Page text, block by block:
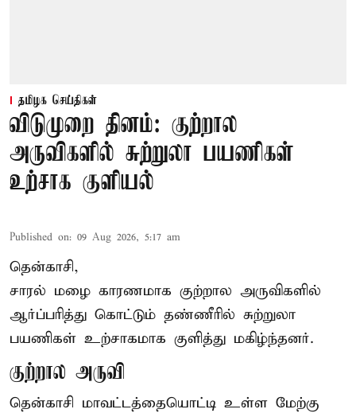
தமிழக செய்திகள்
விடுமுறை தினம்: குற்றால
அருவிகளில் சுற்றுலா பயணிகள்
உற்சாக குளியல்
Published on: 09 Aug 2026, 5:17 am
தென்காசி,
சாரல் மழை காரணமாக குற்றால அருவிகளில்
ஆர்ப்பரித்து கொட்டும் தண்ணீரில் சுற்றுலா
பயணிகள் உற்சாகமாக குளித்து மகிழ்ந்தனர்.
குற்றால அருவி
தென்காசி மாவட்டத்தையொட்டி உள்ள மேற்கு